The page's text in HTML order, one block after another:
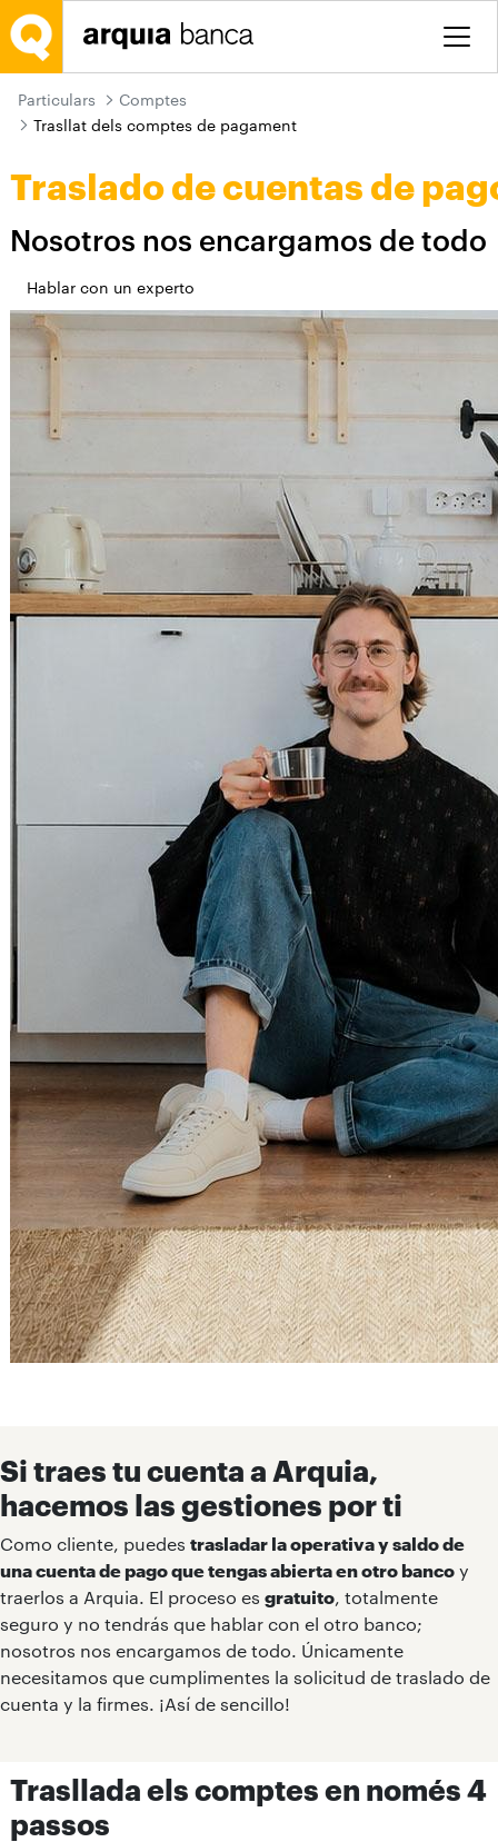
Salta al contingut principal
Particulars
Comptes
Trasllat dels comptes de pagament
Traslado de cuentas de
Nosotros nos encargamos de todo
Hablar con un experto
Si traes tu cuenta a Arquia,
hacemos las gestiones por ti
Como cliente, puedes trasladar la operativa y saldo de
una cuenta de pago que tengas abierta en otro banco y
traerlos a Arquia. El proceso es gratuito, totalmente
seguro y no tendrás que hablar con el otro banco;
nosotros nos encargamos de todo. Únicamente
necesitamos que cumplimentes la solicitud de traslado de
cuenta y la firmes. ¡Así de sencillo!
Trasllada els comptes en només 4
passos